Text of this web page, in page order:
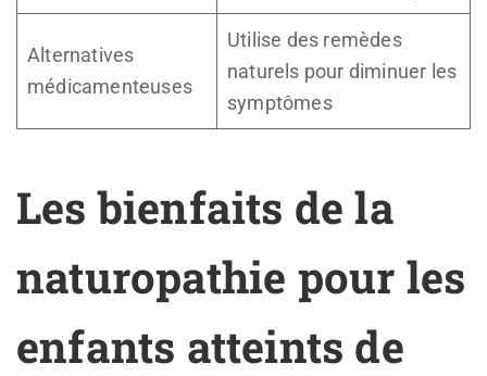
Alternatives
médicamenteuses
Utilise des remèdes
naturels pour diminuer les
symptômes
Les bienfaits de la
naturopathie pour les
enfants atteints de